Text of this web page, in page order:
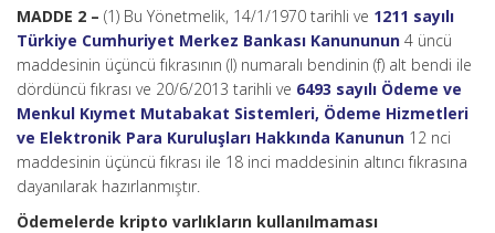
MADDE 2 – (1) Bu Yönetmelik, 14/1/1970 tarihli ve 1211 sayılı
Türkiye Cumhuriyet Merkez Bankası Kanununun 4 üncü
maddesinin üçüncü fıkrasının (I) numaralı bendinin (f) alt bendi ile
dördüncü fıkrası ve 20/6/2013 tarihli ve 6493 sayılı Ödeme ve
Menkul Kıymet Mutabakat Sistemleri, Ödeme Hizmetleri
ve Elektronik Para Kuruluşları Hakkında Kanunun 12 nci
maddesinin üçüncü fıkrası ile 18 inci maddesinin altıncı fıkrasına
dayanılarak hazırlanmıştır.
Ödemelerde kripto varlıkların kullanılmaması